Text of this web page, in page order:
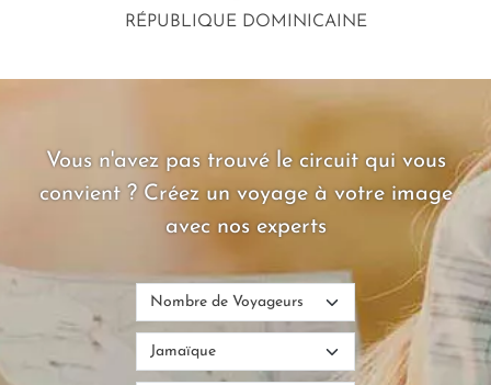
RÉPUBLIQUE DOMINICAINE
Vous n'avez pas trouvé le circuit qui vous
convient ? Créez un voyage à votre image
avec nos experts